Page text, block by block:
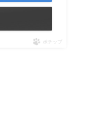
ポチップ